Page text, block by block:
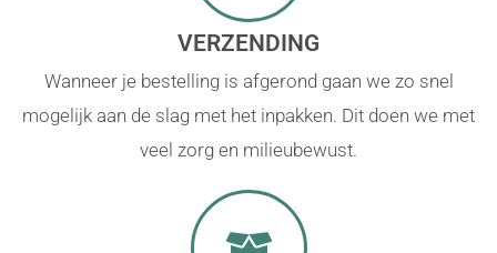
VERZENDING
Wanneer je bestelling is afgerond gaan we zo snel
mogelijk aan de slag met het inpakken. Dit doen we met
veel zorg en milieubewust.